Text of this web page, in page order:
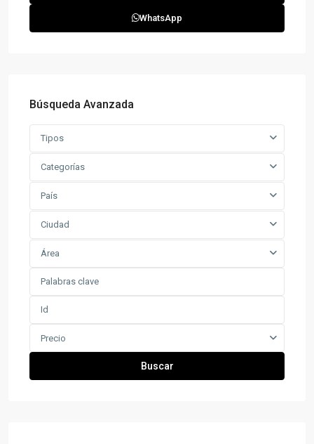
WhatsApp
Búsqueda Avanzada
Tipos
Categorías
País
Ciudad
Área
Precio
Buscar